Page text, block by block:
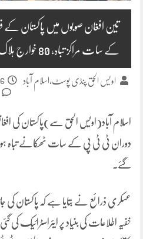
تین افغان صوبوں میں پاکستان کے
کے سات مراکز تباہ، 80 خوارج ہلاک۔
اویس الحق پنڈی پوسٹ،اسلام آباد
اسلام آباد(اویس الحق سے)پاکستان کی
گئے۔
عسکری ذرائع نے بتایا ہے کہ پاکستان
خفیہ اطلاعات کی بنیاد پر ایئراسٹرائیک کی